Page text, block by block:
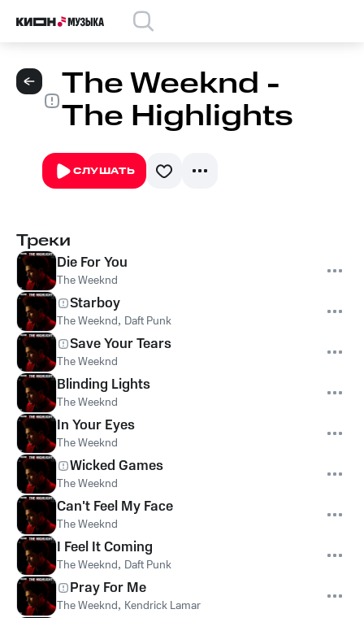
The Weeknd -
The Highlights
СЛУШАТЬ
Треки
Die For You
The Weeknd
Starboy
The Weeknd, Daft Punk
Save Your Tears
The Weeknd
Blinding Lights
The Weeknd
In Your Eyes
The Weeknd
Wicked Games
The Weeknd
Can't Feel My Face
The Weeknd
I Feel It Coming
The Weeknd, Daft Punk
Pray For Me
The Weeknd, Kendrick Lamar